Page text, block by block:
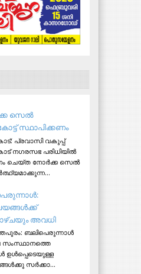
സെല്‍
സ്ഥാപിക്കണം
പ്രവാസി വകുപ്പ്
നഗരസഭ പരിധിയില്‍
ചെയ്ത നോര്‍ക്ക സെല്‍
അവധി
ബലിപെരുന്നാള്‍
സംസ്ഥാനത്തെ
സര്‍ക്കാ...